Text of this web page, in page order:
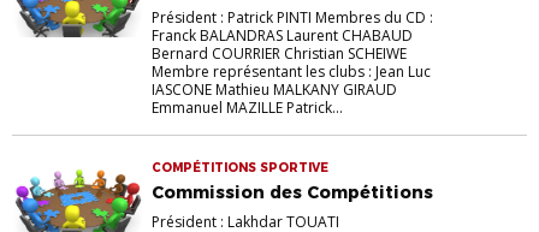
Président : Patrick PINTI Membres du CD :
Franck BALANDRAS Laurent CHABAUD
Bernard COURRIER Christian SCHEIWE
Membre représentant les clubs : Jean Luc
IASCONE Mathieu MALKANY GIRAUD
Emmanuel MAZILLE Patrick...
COMPÉTITIONS SPORTIVE
Commission des Compétitions
Président : Lakhdar TOUATI